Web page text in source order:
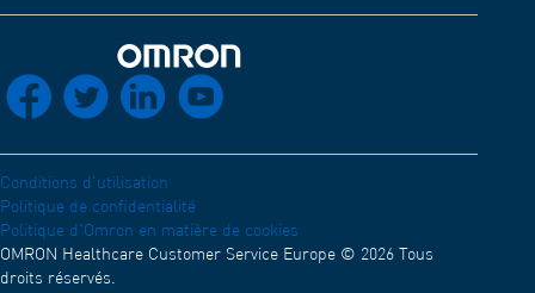
Développeurs
Compatibilité électromagnétique (Anglais)
Déclaration de conformité (Anglais)
Réseau de distribution
OMRON Academy (Anglais)
Retour à l'accueil
socials_facebooksocials_twittersocials_linkedinsocials_youtube
Conditions d'utilisation
Politique de confidentialité
Politique d'Omron en matière de cookies
OMRON Healthcare Customer Service Europe © 2026 Tous
droits réservés.